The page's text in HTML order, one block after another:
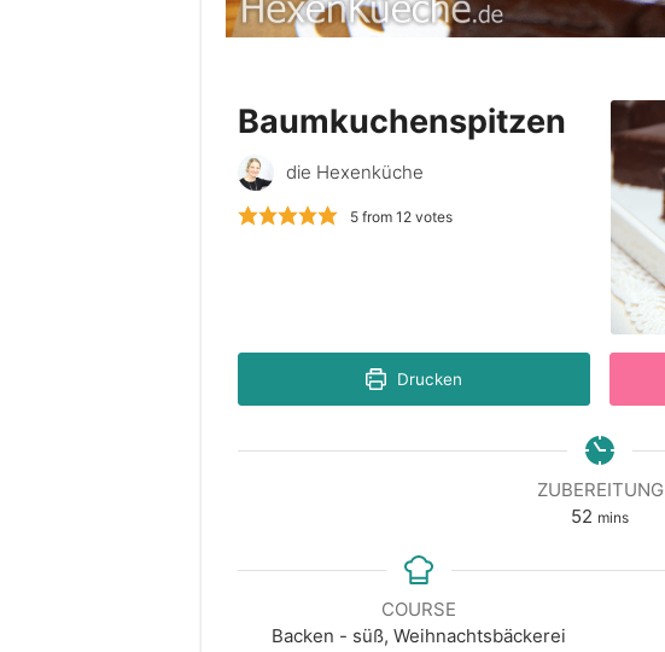
Baumkuchenspitzen
die Hexenküche
5from 12votes
Drucken
ZUBEREITUNG
52 minutes
mins
COURSE
Backen - süß, Weihnachtsbäckerei